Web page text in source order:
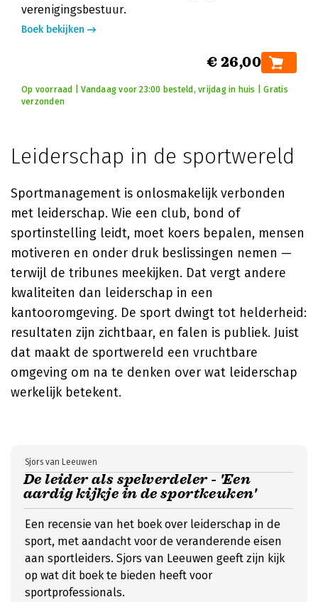
verenigingsbestuur.
Boek bekijken
€ 26,00
Op voorraad | Vandaag voor 23:00 besteld, vrijdag in huis | Gratis
verzonden
Leiderschap in de sportwereld
Sportmanagement is onlosmakelijk verbonden
met leiderschap. Wie een club, bond of
sportinstelling leidt, moet koers bepalen, mensen
motiveren en onder druk beslissingen nemen —
terwijl de tribunes meekijken. Dat vergt andere
kwaliteiten dan leiderschap in een
kantooromgeving. De sport dwingt tot helderheid:
resultaten zijn zichtbaar, en falen is publiek. Juist
dat maakt de sportwereld een vruchtbare
omgeving om na te denken over wat leiderschap
werkelijk betekent.
De leider als spelverdeler - 'Een
aardig kijkje in de sportkeuken'
Sjors van Leeuwen
Een recensie van het boek over leiderschap in de
sport, met aandacht voor de veranderende eisen
aan sportleiders. Sjors van Leeuwen geeft zijn kijk
op wat dit boek te bieden heeft voor
sportprofessionals.